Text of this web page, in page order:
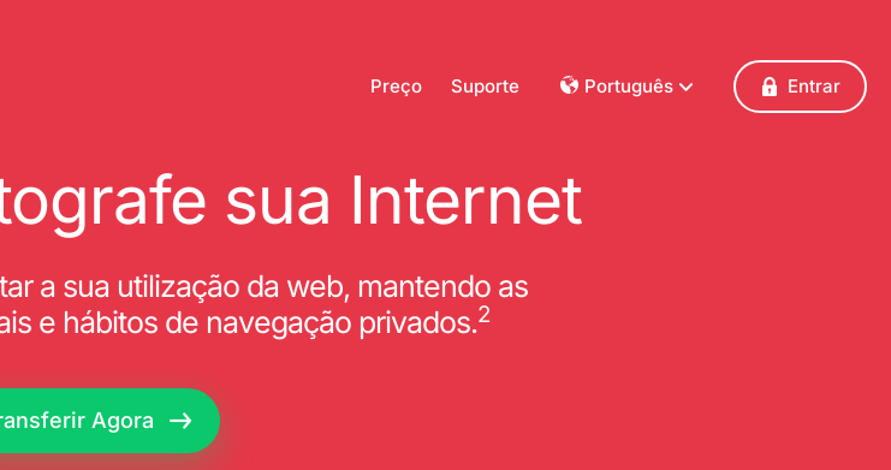
Preço Suporte Português
Français
English
Entrar
sua Internet
a sua utilização da web, mantendo as
e hábitos de navegação privados.2
Agora